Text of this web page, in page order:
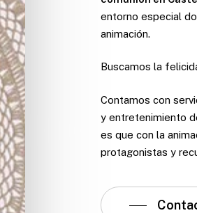
entorno especial
animación.
Buscamos la
Contamos con
y entretenimiento
es que con la
protagonistas y